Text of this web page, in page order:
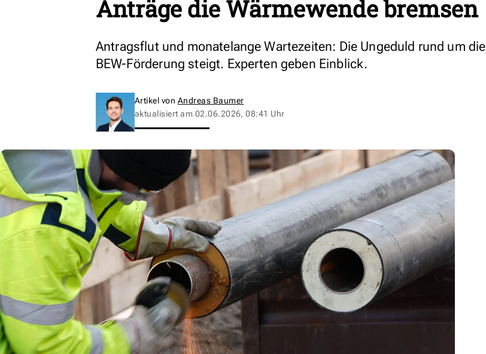
Anträge die Wärmewende bremsen
Antragsflut und monatelange Wartezeiten: Die Ungeduld rund um die
BEW-Förderung steigt. Experten geben Einblick.
Artikel von Andreas Baumer
aktualisiert am 02.06.2026, 08:41 Uhr